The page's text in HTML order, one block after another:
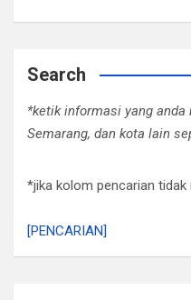
Search
*ketik informasi yang anda
Semarang, dan kota lain
*jika kolom pencarian tidak
[PENCARIAN]